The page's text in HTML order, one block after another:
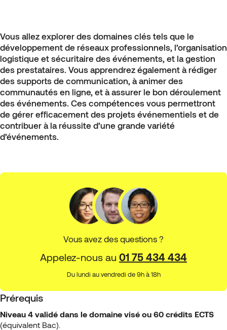
Vous allez explorer des domaines clés tels que le
développement de réseaux professionnels, l’organisation
logistique et sécuritaire des événements, et la gestion
des prestataires. Vous apprendrez également à rédiger
des supports de communication, à animer des
communautés en ligne, et à assurer le bon déroulement
des événements. Ces compétences vous permettront
de gérer efficacement des projets événementiels et de
contribuer à la réussite d’une grande variété
d’événements.
Vous avez des questions ?
Appelez-nous au 01 75 434 434
Du lundi au vendredi de 9h à 18h
Prérequis
Niveau 4 validé dans le domaine visé ou 60 crédits ECTS
(équivalent Bac).